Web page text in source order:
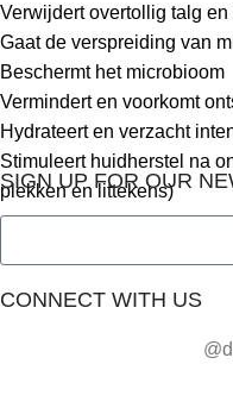
Verwijdert overtollig talg
Gaat de verspreiding van
Beschermt het microbioom
Vermindert en voorkomt
Hydrateert en verzacht
Stimuleert huidherstel na
plekken en littekens)
SIGN UP FOR OUR
CONNECT WITH US